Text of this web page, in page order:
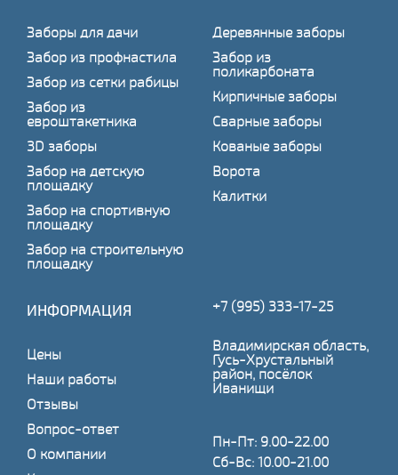
Заборы для дачи
Забор из профнастила
Забор из сетки рабицы
Забор из
евроштакетника
3D заборы
Забор на детскую
площадку
Забор на спортивную
площадку
Забор на строительную
площадку
Деревянные заборы
Забор из
поликарбоната
Кирпичные заборы
Сварные заборы
Кованые заборы
Ворота
Калитки
ИНФОРМАЦИЯ
Цены
Наши работы
Отзывы
Вопрос-ответ
О компании
+7 (995) 333-17-25
Владимирская область,
Гусь-Хрустальный
район, посёлок
Иванищи
Пн-Пт: 9.00-22.00
Сб-Вс: 10.00-21.00